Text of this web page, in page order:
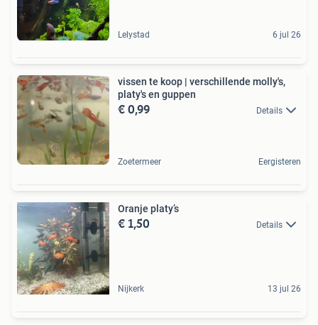
Lelystad 6 jul 26
vissen te koop | verschillende molly's,
platy's en guppen
€ 0,99 Details
Zoetermeer Eergisteren
Oranje platy’s
€ 1,50 Details
Nijkerk 13 jul 26